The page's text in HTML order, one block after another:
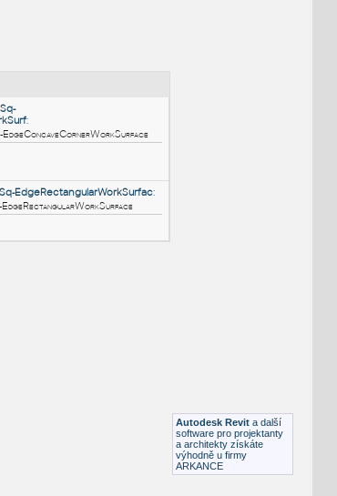
Autodesk Revit a další
software pro projektanty
a architekty získáte
výhodně u firmy
ARKANCE